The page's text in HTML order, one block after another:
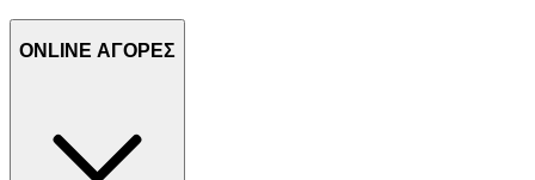
ONLINE ΑΓΟΡΕΣ